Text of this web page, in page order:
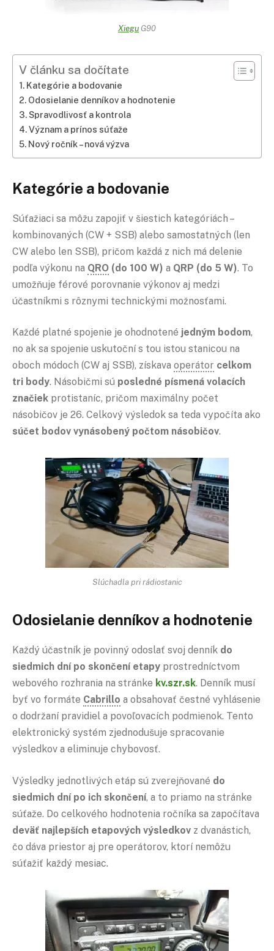
Xiegu G90
V článku sa dočítate
Kategórie a bodovanie
Odosielanie denníkov a hodnotenie
Spravodlivosť a kontrola
Význam a prínos súťaže
Nový ročník – nová výzva
Kategórie a bodovanie
Súťažiaci sa môžu zapojiť v šiestich kategóriách –
kombinovaných (CW + SSB) alebo samostatných (len
CW alebo len SSB), pričom každá z nich má delenie
podľa výkonu na QRO (do 100 W) a QRP (do 5 W). To
umožňuje férové porovnanie výkonov aj medzi
účastníkmi s rôznymi technickými možnosťami.
Každé platné spojenie je ohodnotené jedným bodom,
no ak sa spojenie uskutoční s tou istou stanicou na
oboch módoch (CW aj SSB), získava operátor celkom
tri body. Násobičmi sú posledné písmená volacích
značiek protistaníc, pričom maximálny počet
násobičov je 26. Celkový výsledok sa teda vypočíta ako
súčet bodov vynásobený počtom násobičov.
Slúchadla pri rádiostanic
Odosielanie denníkov a hodnotenie
Každý účastník je povinný odoslať svoj denník do
siedmich dní po skončení etapy prostredníctvom
webového rozhrania na stránke kv.szr.sk. Denník musí
byť vo formáte Cabrillo a obsahovať čestné vyhlásenie
o dodržaní pravidiel a povoľovacích podmienok. Tento
elektronický systém zjednodušuje spracovanie
výsledkov a eliminuje chybovosť.
Výsledky jednotlivých etáp sú zverejňované do
siedmich dní po ich skončení, a to priamo na stránke
súťaže. Do celkového hodnotenia ročníka sa započítava
deväť najlepších etapových výsledkov z dvanástich,
čo dáva priestor aj pre operátorov, ktorí nemôžu
súťažiť každý mesiac.